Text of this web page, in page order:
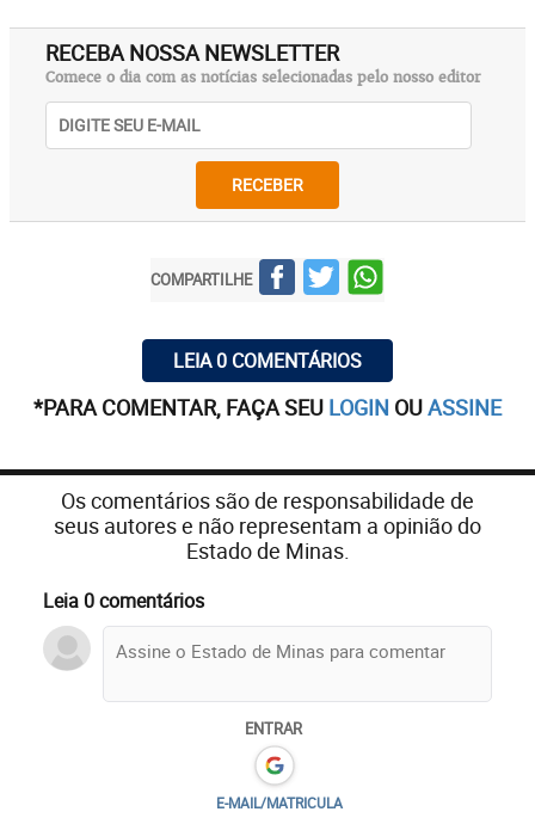
RECEBA NOSSA NEWSLETTER
Comece o dia com as notícias selecionadas pelo nosso editor
RECEBER
COMPARTILHE
LEIA 0 COMENTÁRIOS
*PARA COMENTAR, FAÇA SEU LOGIN OUASSINE
Os comentários são de responsabilidade de
seus autores e não representam a opinião do
Estado de Minas.
Leia 0 comentários
ENTRAR
E-MAIL/MATRICULA